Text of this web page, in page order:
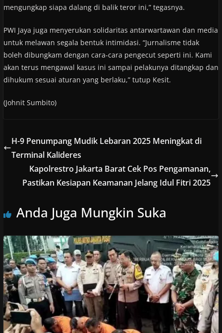
mengungkap siapa dalang di balik teror ini,” tegasnya.
PWI Jaya juga menyerukan solidaritas antarwartawan dan media
untuk melawan segala bentuk intimidasi. “Jurnalisme tidak
boleh dibungkam dengan cara-cara pengecut seperti ini. Kami
akan terus mengawal kasus ini sampai pelakunya ditangkap dan
dihukum sesuai aturan yang berlaku,” tutup Kesit.
(Johnit Sumbito)
H-9 Penumpang Mudik Lebaran 2025 Meningkat di
Terminal Kalideres
Kapolrestro Jakarta Barat Cek Pos Pengamanan,
Pastikan Kesiapan Keamanan Jelang Idul Fitri 2025
Anda Juga Mungkin Suka